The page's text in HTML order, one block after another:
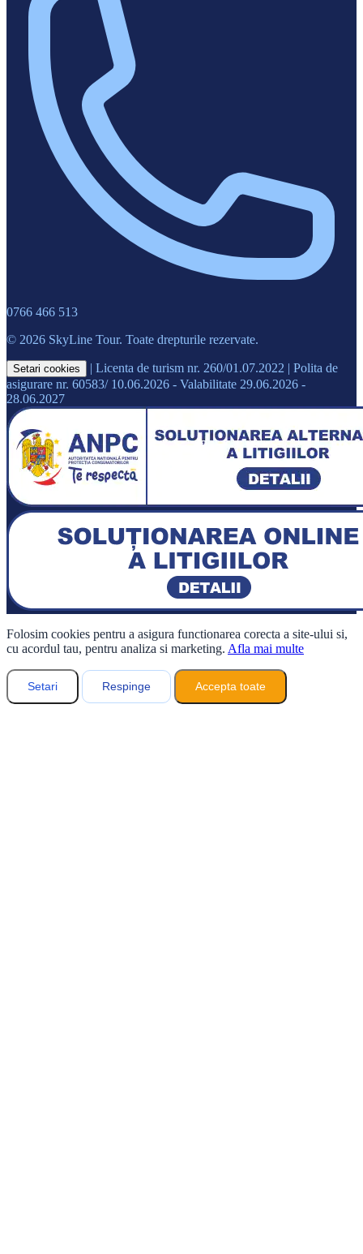
0766 466 513
© 2026 SkyLine Tour. Toate drepturile rezervate.
Setari cookies | Licenta de turism nr. 260/01.07.2022 | Polita de
asigurare nr. 60583/ 10.06.2026 - Valabilitate 29.06.2026 -
28.06.2027
Folosim cookies pentru a asigura functionarea corecta a site-ului si,
cu acordul tau, pentru analiza si marketing. Afla mai multe
Setari Respinge Accepta toate